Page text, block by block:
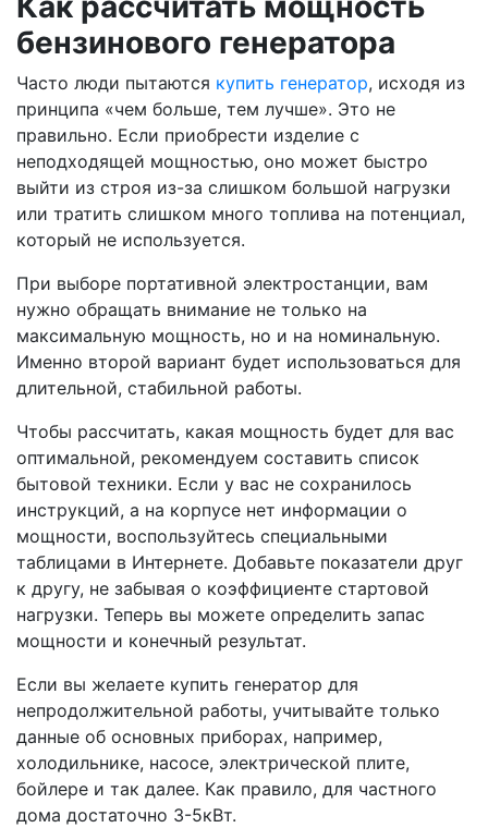
бензинового генератора
Часто люди пытаются купить генератор, исходя из
принципа «чем больше, тем лучше». Это не
правильно. Если приобрести изделие с
неподходящей мощностью, оно может быстро
выйти из строя из-за слишком большой нагрузки
или тратить слишком много топлива на потенциал,
который не используется.
При выборе портативной электростанции, вам
нужно обращать внимание не только на
максимальную мощность, но и на номинальную.
Именно второй вариант будет использоваться для
длительной, стабильной работы.
Чтобы рассчитать, какая мощность будет для вас
оптимальной, рекомендуем составить список
бытовой техники. Если у вас не сохранилось
инструкций, а на корпусе нет информации о
мощности, воспользуйтесь специальными
таблицами в Интернете. Добавьте показатели друг
к другу, не забывая о коэффициенте стартовой
нагрузки. Теперь вы можете определить запас
мощности и конечный результат.
Если вы желаете купить генератор для
непродолжительной работы, учитывайте только
данные об основных приборах, например,
холодильнике, насосе, электрической плите,
бойлере и так далее. Как правило, для частного
дома достаточно 3-5кВт.